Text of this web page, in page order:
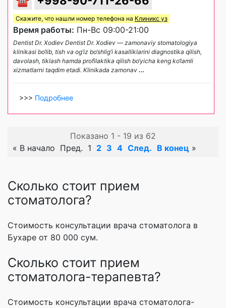
Скажите, что нашли номер телефона на Клиникс уз
Время работы: Пн-Вс 09:00-21:00
Dentist Dr. Xodiev Dentist Dr. Xodiev — zamonaviy stomatologiya
klinikasi bo‘lib, tish va og‘iz bo‘shlig‘i kasalliklarini diagnostika qilish,
davolash, tiklash hamda profilaktika qilish bo‘yicha keng ko‘lamli
xizmatlarni taqdim etadi. Klinikada zamonav ...
>>> Подробнее
Показано 1 - 19 из 62
« В начало Пред. 1 2 3 4 След. В конец »
Сколько стоит прием
стоматолога?
Стоимость консультации врача стоматолога в
Бухаре от 80 000 сум.
Сколько стоит прием
стоматолога-терапевта?
Стоимость консультации врача стоматолога-